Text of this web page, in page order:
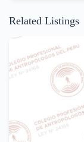
Related Listings